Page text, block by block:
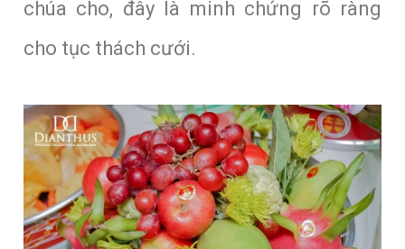
chúa cho, đây là minh chứng rõ ràng
cho tục thách cưới.